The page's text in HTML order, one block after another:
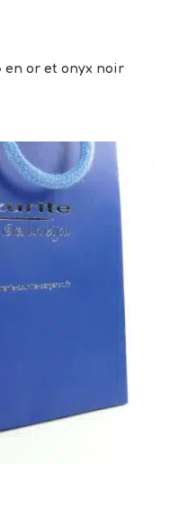
en or et onyx noir